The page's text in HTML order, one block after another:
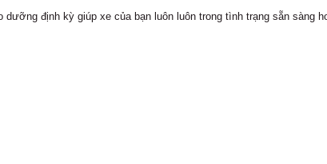
dưỡng định kỳ giúp xe của bạn luôn luôn trong tình trạng sẵn sàng